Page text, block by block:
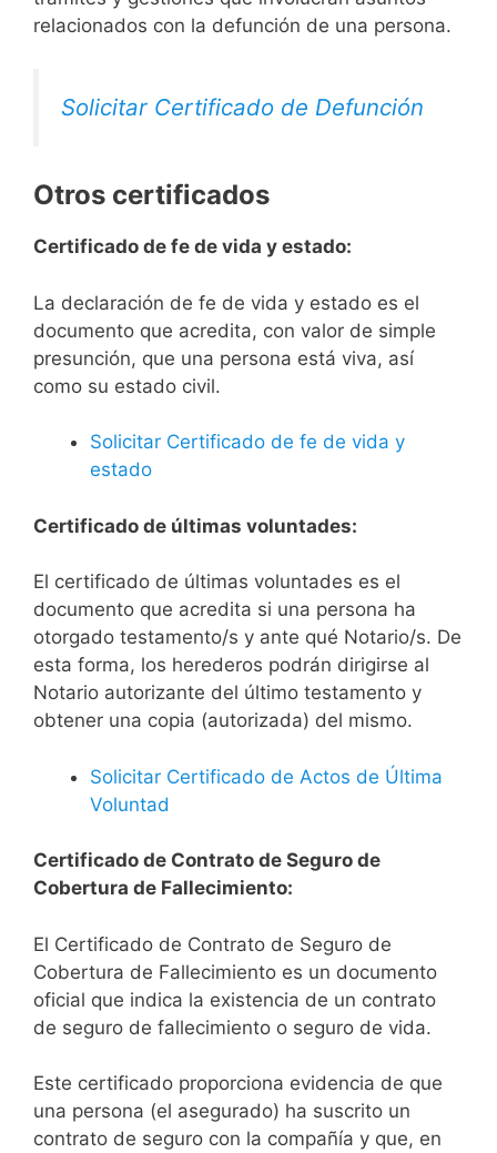
relacionados con la defunción de una persona.
Solicitar Certificado de Defunción
Otros certificados
Certificado de fe de vida y estado:
La declaración de fe de vida y estado es el
documento que acredita, con valor de simple
presunción, que una persona está viva, así
como su estado civil.
Solicitar Certificado de fe de vida y
estado
Certificado de últimas voluntades:
El certificado de últimas voluntades es el
documento que acredita si una persona ha
otorgado testamento/s y ante qué Notario/s. De
esta forma, los herederos podrán dirigirse al
Notario autorizante del último testamento y
obtener una copia (autorizada) del mismo.
Solicitar Certificado de Actos de Última
Voluntad
Certificado de Contrato de Seguro de
Cobertura de Fallecimiento:
El Certificado de Contrato de Seguro de
Cobertura de Fallecimiento es un documento
oficial que indica la existencia de un contrato
de seguro de fallecimiento o seguro de vida.
Este certificado proporciona evidencia de que
una persona (el asegurado) ha suscrito un
contrato de seguro con la compañía y que, en